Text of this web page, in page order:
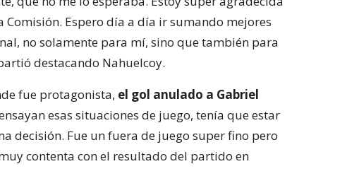
Espero día a día ir sumando mejores
no solamente para mí, sino que también para
destacando Nahuelcoy.
fue protagonista, el gol anulado a Gabriel
esas situaciones de juego, tenía que estar
decisión. Fue un fuera de juego super fino pero
contenta con el resultado del partido en